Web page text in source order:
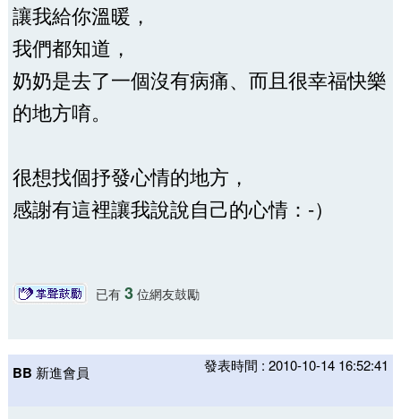
讓我給你溫暖，
我們都知道，
奶奶是去了一個沒有病痛、而且很幸福快樂
的地方唷。
很想找個抒發心情的地方，
感謝有這裡讓我說說自己的心情：-）
已有 3位網友鼓勵
BB 新進會員 發表時間 : 2010-10-14 16:52:41